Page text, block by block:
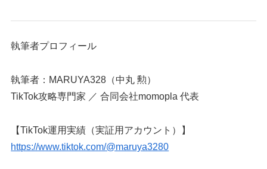
執筆者プロフィール
執筆者：MARUYA328（中丸 勲）
TikTok攻略専門家 ／ 合同会社momopla 代表
【TikTok運用実績（実証用アカウント）】
https://www.tiktok.com/@maruya3280